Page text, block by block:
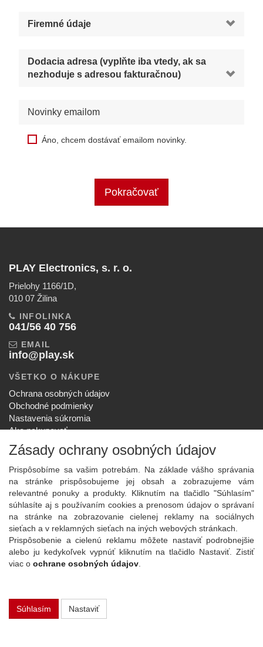
Firemné údaje
Dodacia adresa (vyplňte iba vtedy, ak sa
nezhoduje s adresou fakturačnou)
Novinky emailom
Áno, chcem dostávať emailom novinky.
Pokračovať
PLAY Electronics, s. r. o.
Prielohy 1166/1D,
010 07 Žilina
INFOLINKA
041/56 40 756
EMAIL
info@play.sk
VŠETKO O NÁKUPE
Ochrana osobných údajov
Obchodné podmienky
Nastavenia súkromia
Ako nakupovať
Reklamačný poriadok
SPOLOČNOSŤ
O nás
Kontakt
Služby
Aktuality
NOVINKY NA EMAIL
Prihlásiť
Viac informácií o tejto službe
Copyright
Zásady ochrany osobných údajov
Prispôsobíme sa vašim potrebám. Na základe vášho správania
na stránke prispôsobujeme jej obsah a zobrazujeme vám
relevantné ponuky a produkty. Kliknutím na tlačidlo "Súhlasím"
súhlasíte aj s používaním cookies a prenosom údajov o správaní
na stránke na zobrazovanie cielenej reklamy na sociálnych
sieťach a v reklamných sieťach na iných webových stránkach.
Prispôsobenie a cielenú reklamu môžete nastaviť podrobnejšie
alebo ju kedykoľvek vypnúť kliknutím na tlačidlo Nastaviť. Zistiť
viac o ochrane osobných údajov
Súhlasím Nastaviť